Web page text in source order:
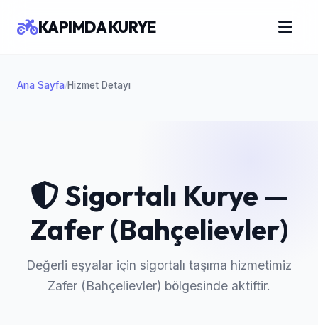
Ana Sayfa/Hizmet Detayı
KAPIMDA KURYE
Sigortalı Kurye —
Zafer (Bahçelievler)
Değerli eşyalar için sigortalı taşıma hizmetimiz
Zafer (Bahçelievler) bölgesinde aktiftir.